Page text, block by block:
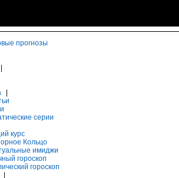
прогнозы
серии
курс
Кольцо
имиджи
гороскоп
гороскоп